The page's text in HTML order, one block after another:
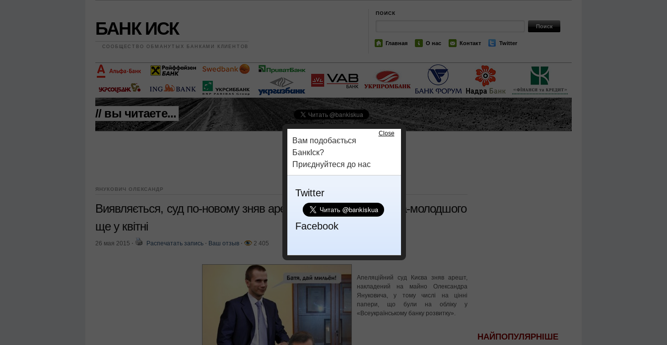
БАНК ИСК
СООБЩЕСТВО ОБМАНУТЫХ БАНКАМИ КЛИЕНТОВ
ПОИСК
Главная О нас Контакт Twitter
// вы читаете...
ЯНУКОВИЧ ОЛЕКСАНДР
Виявляється, суд по-новому зняв арешт мільярда Януковича-молодшого
ще у квітні
26 мая 2015 ⋅ Распечатать запись ⋅ Ваш отзыв ⋅ 2 405
Апеляційний суд Києва зняв арешт,
накладений на майно Олександра
Януковича, у тому числі на цінні
папери, що були на обліку у
«Всеукраїнському банку розвитку».
НАЙПОПУЛЯРНІШЕ
Close
Вам подобається
БанкІск?
Приєднуйтеся до нас
Twitter
Facebook